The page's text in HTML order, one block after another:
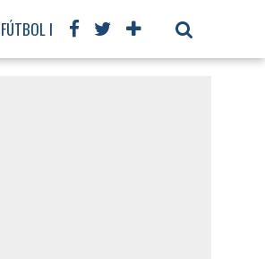
FÚTBOL INTERNACIONAL